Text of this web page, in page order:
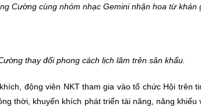
Cường cùng nhóm nhạc Gemini nhận hoa từ khán
thay đổi phong cách lịch lãm trên sân khấu.
động viên NKT tham gia vào tổ chức Hội trên
thời, khuyến khích phát triển tài năng, năng khiếu